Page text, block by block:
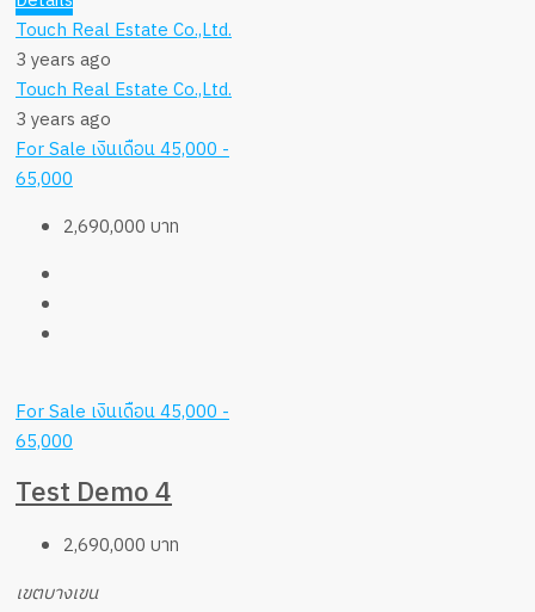
Touch Real Estate Co.,Ltd.
3 years ago
Touch Real Estate Co.,Ltd.
3 years ago
For Saleเงินเดือน 45,000 -
65,000
2,690,000 บาท
For Saleเงินเดือน 45,000 -
65,000
Test Demo 4
2,690,000 บาท
เขตบางเขน